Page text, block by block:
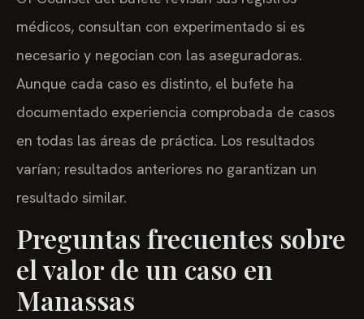
médicos, consultan con experimentado si es
necesario y negocian con las aseguradoras.
Aunque cada caso es distinto, el bufete ha
documentado experiencia comprobada de casos
en todas las áreas de práctica. Los resultados
varían; resultados anteriores no garantizan un
resultado similar.
Preguntas frecuentes sobre
el valor de un caso en
Manassas